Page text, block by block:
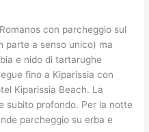
con parcheggio sul
parte a senso unico) ma
e nido di tartarughe
fino a Kiparissia con
Kiparissia Beach. La
subito profondo. Per la notte
parcheggio su erba e